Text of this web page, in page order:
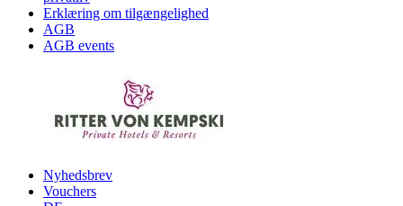
Erklæring om tilgængelighed
AGB
AGB events
Nyhedsbrev
Vouchers